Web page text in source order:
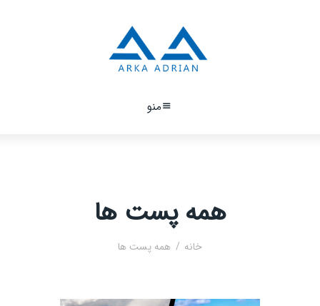
منو
همه پست ها
خانه همه پست ها